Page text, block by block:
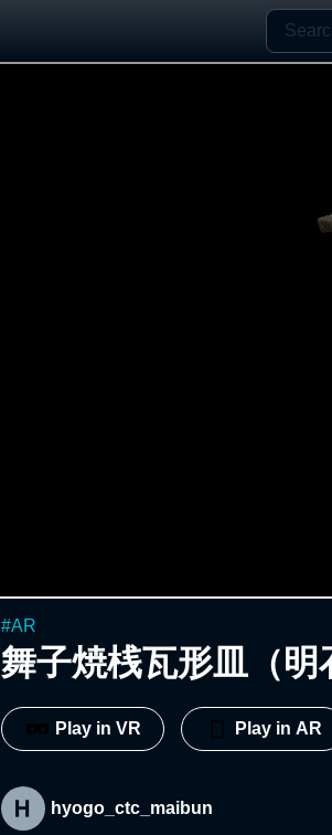
#AR
舞子焼桟瓦形皿（明
Play in VR Play in AR
hyogo_ctc_maibun